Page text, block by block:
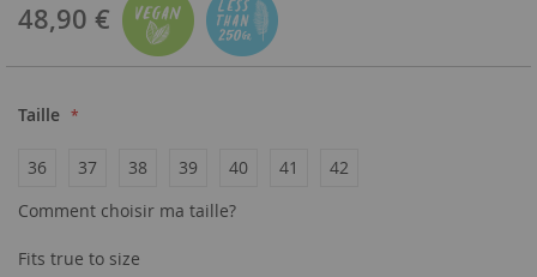
48,90 €
Taille
36 37 38 39 40 41
42
Comment choisir ma taille?
Fits true to size